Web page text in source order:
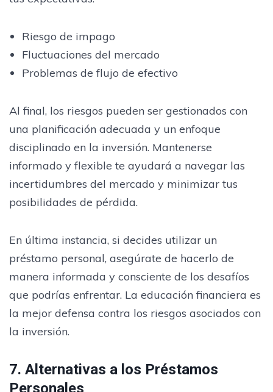
Riesgo de impago
Fluctuaciones del mercado
Problemas de flujo de efectivo
Al final, los riesgos pueden ser gestionados con
una planificación adecuada y un enfoque
disciplinado en la inversión. Mantenerse
informado y flexible te ayudará a navegar las
incertidumbres del mercado y minimizar tus
posibilidades de pérdida.
En última instancia, si decides utilizar un
préstamo personal, asegúrate de hacerlo de
manera informada y consciente de los desafíos
que podrías enfrentar. La educación financiera es
la mejor defensa contra los riesgos asociados con
la inversión.
7. Alternativas a los Préstamos
Personales